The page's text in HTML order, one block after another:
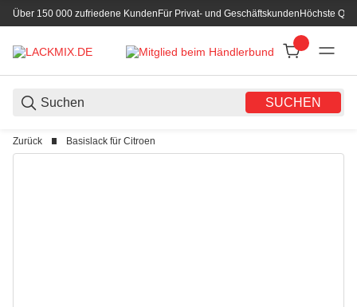
Über 150 000 zufriedene KundenFür Privat- und GeschäftskundenHöchste
SUCHEN
Zurück Basislack für Citroen